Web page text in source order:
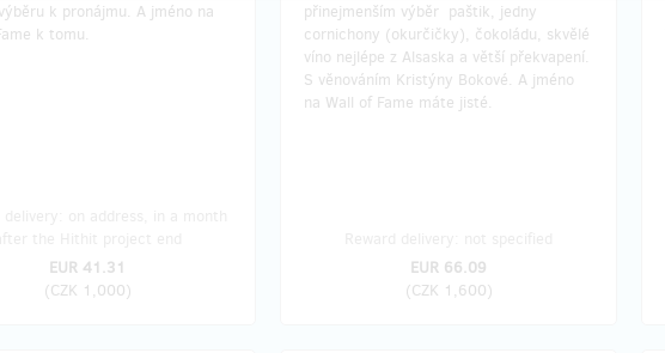
k pronájmu. A jméno na
k tomu.
EUR 41.31
(CZK 1,000)
přinejmenším výběr paštik, jedny
cornichony (okurčičky), čokoládu, skvělé
víno nejlépe z Alsaska a větší překvapení.
S věnováním Kristýny Bokové. A jméno
na Wall of Fame máte jisté.
EUR 66.09
(CZK 1,600)